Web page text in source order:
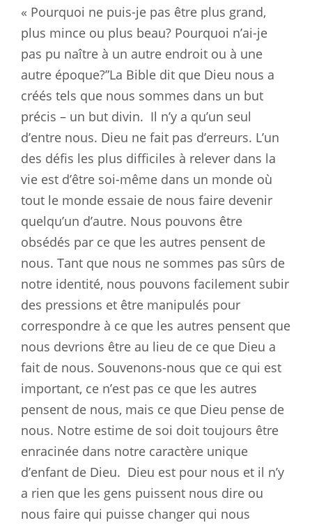
« Pourquoi ne puis-je pas être plus grand,
plus mince ou plus beau? Pourquoi n’ai-je
pas pu naître à un autre endroit ou à une
autre époque?”La Bible dit que Dieu nous a
créés tels que nous sommes dans un but
précis – un but divin. Il n’y a qu’un seul
d’entre nous. Dieu ne fait pas d’erreurs. L’un
des défis les plus difficiles à relever dans la
vie est d’être soi-même dans un monde où
tout le monde essaie de nous faire devenir
quelqu’un d’autre. Nous pouvons être
obsédés par ce que les autres pensent de
nous. Tant que nous ne sommes pas sûrs de
notre identité, nous pouvons facilement subir
des pressions et être manipulés pour
correspondre à ce que les autres pensent que
nous devrions être au lieu de ce que Dieu a
fait de nous. Souvenons-nous que ce qui est
important, ce n’est pas ce que les autres
pensent de nous, mais ce que Dieu pense de
nous. Notre estime de soi doit toujours être
enracinée dans notre caractère unique
d’enfant de Dieu. Dieu est pour nous et il n’y
a rien que les gens puissent nous dire ou
nous faire qui puisse changer qui nous